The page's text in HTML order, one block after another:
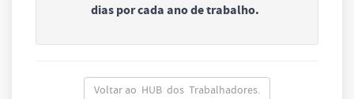
dias por cada ano de trabalho.
Voltar ao HUB dos Trabalhadores.